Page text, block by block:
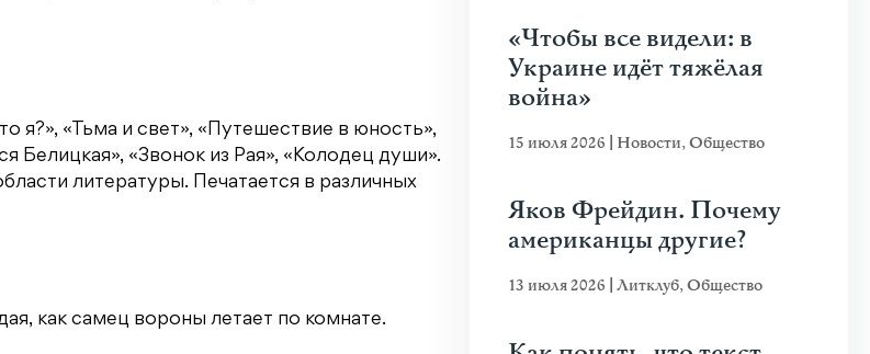
я?», «Тьма и свет», «Путешествие в юность»,
Белицкая», «Звонок из Рая», «Колодец души».
литературы. Печатается в различных
как самец вороны летает по комнате.
«Чтобы все видели: в
Украине идёт тяжёлая
война»
15 июля 2026 Новости,Общество
Яков Фрейдин. Почему
американцы другие?
13 июля 2026 Литклуб,Общество